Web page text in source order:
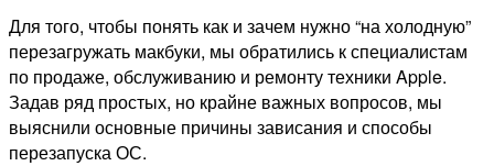
Для того, чтобы понять как и зачем нужно “на холодную”
перезагружать макбуки, мы обратились к специалистам
по продаже, обслуживанию и ремонту техники Apple.
Задав ряд простых, но крайне важных вопросов, мы
выяснили основные причины зависания и способы
перезапуска ОС.